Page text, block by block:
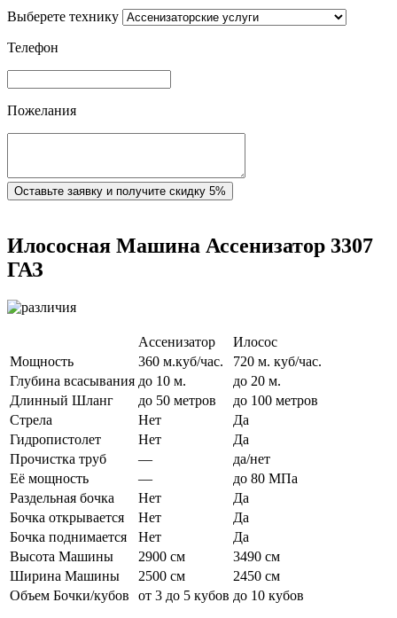
Выберете технику
Телефон
Пожелания
Оставьте заявку и получите скидку 5%
Илососная Машина Ассенизатор 3307
ГАЗ
Ассенизатор
Илосос
Мощность
360 м.куб/час.
720 м. куб/час.
Глубина всасывания до 10 м.
до 20 м.
Длинный Шланг
до 50 метров
до 100 метров
Стрела
Нет
Да
Гидропистолет
Нет
Да
Прочистка труб
—
да/нет
Её мощность
—
до 80 МПа
Раздельная бочка
Нет
Да
Бочка открывается
Нет
Да
Бочка поднимается
Нет
Да
Высота Машины
2900 см
3490 см
Ширина Машины
2500 см
2450 см
Объем Бочки/кубов
от 3 до 5 кубов до 10 кубов